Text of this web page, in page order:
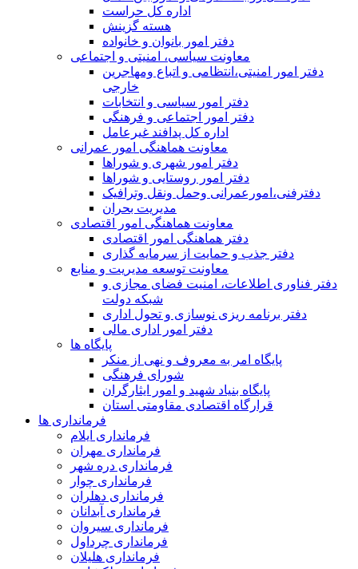
اداره کل حراست
هسته گزینش
دفتر امور بانوان و خانواده
معاونت سیاسی، امنیتی و اجتماعی
دفتر امور امنيتی،انتظامی و اتباع ومهاجرین
خارجی
دفتر امور سیاسی و انتخابات
دفتر امور اجتماعی و فرهنگی
اداره کل پدافند غیرعامل
معاونت هماهنگی امور عمرانی
دفتر امور شهری و شوراها
دفتر امور روستایی و شوراها
دفترفنی،امورعمرانی وحمل ونقل وترافيک
مدیریت بحران
معاونت هماهنگی امور اقتصادی
دفتر هماهنگی امور اقتصادی
دفتر جذب و حمایت از سرمایه گذاری
معاونت توسعه مدیریت و منابع
دفتر فناوری اطلاعات، امنیت فضای مجازی و
شبکه دولت
دفتر برنامه ریزی نوسازی و تحول اداری
دفتر امور اداری مالی
پایگاه ها
پایگاه امر به معروف و نهی از منکر
شورای فرهنگی
پایگاه بنیاد شهید و امور ایثارگران
قرارگاه اقتصادی مقاومتی استان
فرمانداری ها
فرمانداری ایلام
فرمانداری مهران
فرمانداری دره شهر
فرمانداری چوار
فرمانداری دهلران
فرمانداری آبدانان
فرمانداری سیروان
فرمانداری چرداول
فرمانداری هلیلان